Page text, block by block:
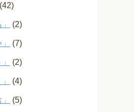
(42)
(2)
(7)
(2)
(4)
(5)